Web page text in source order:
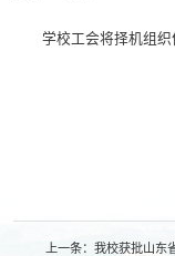
学校工会将择机组织
上一条： 我校获批山东